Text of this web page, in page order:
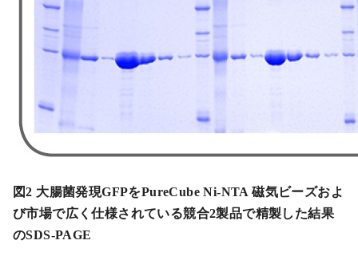
図2 大腸菌発現GFPをPureCube Ni-NTA 磁気ビーズおよ
び市場で広く仕様されている競合2製品で精製した結果
のSDS-PAGE